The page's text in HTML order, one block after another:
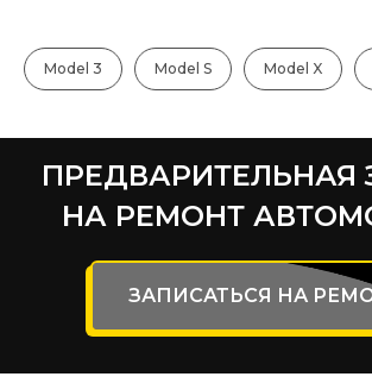
Model 3 Model S Model X
ПРЕДВАРИТЕЛЬНАЯ
НА РЕМОНТ
ЗАПИСАТЬСЯ НА